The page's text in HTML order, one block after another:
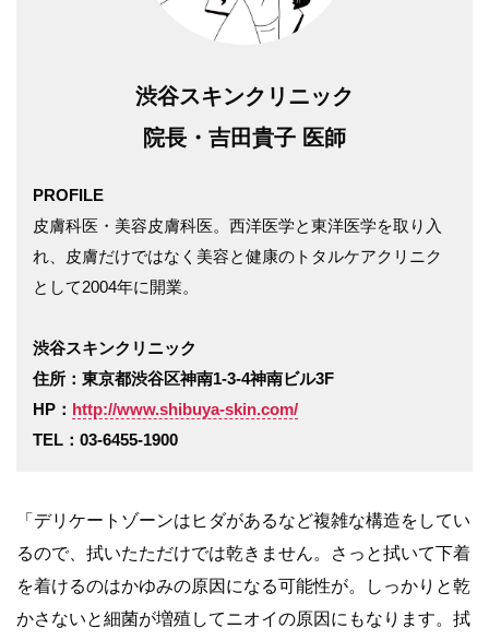
渋谷スキンクリニック
院長・吉田貴子 医師
PROFILE
皮膚科医・美容皮膚科医。西洋医学と東洋医学を取り入
れ、皮膚だけではなく美容と健康のトタルケアクリニク
として2004年に開業。
渋谷スキンクリニック
住所：東京都渋谷区神南1-3-4神南ビル3F
HP： http://www.shibuya-skin.com/
TEL：03-6455-1900
「デリケートゾーンはヒダがあるなど複雑な構造をしてい
るので、拭いたただけでは乾きません。さっと拭いて下着
を着けるのはかゆみの原因になる可能性が。しっかりと乾
かさないと細菌が増殖してニオイの原因にもなります。拭